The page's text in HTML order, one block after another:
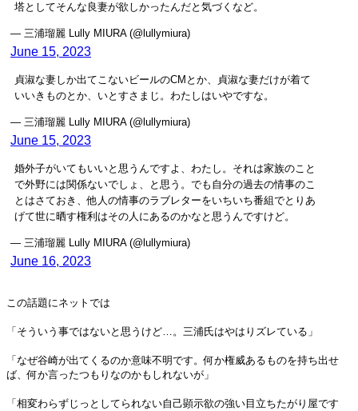
塔としてそんな良妻が欲しかったんだと気づくなど。
— 三浦瑠麗 Lully MIURA (@lullymiura)
June 15, 2023
貞淑な妻しか出てこないビールのCMとか、貞淑な妻だけが着て
いいきものとか、いとすさまじ。わたしはいやですな。
— 三浦瑠麗 Lully MIURA (@lullymiura)
June 15, 2023
婚外子がいてもいいと思うんですよ、わたし。それは家族のこと
で外野には関係ないでしょ、と思う。でも自分の過去の情事のこ
とはさておき、他人の情事のラブレターをいちいち番組でとりあ
げて世に晒す権利はその人にあるのかなと思うんですけど。
— 三浦瑠麗 Lully MIURA (@lullymiura)
June 16, 2023
この話題にネットでは
「そういう事ではないと思うけど…。三浦氏はやはりズレている」
「なぜ谷崎が出てくるのか意味不明です。何か権威あるものを持ち出せ
ば、何か言ったつもりなのかもしれないが」
「相変わらずじっとしてられない自己顕示欲の強い目立ちたがり屋です